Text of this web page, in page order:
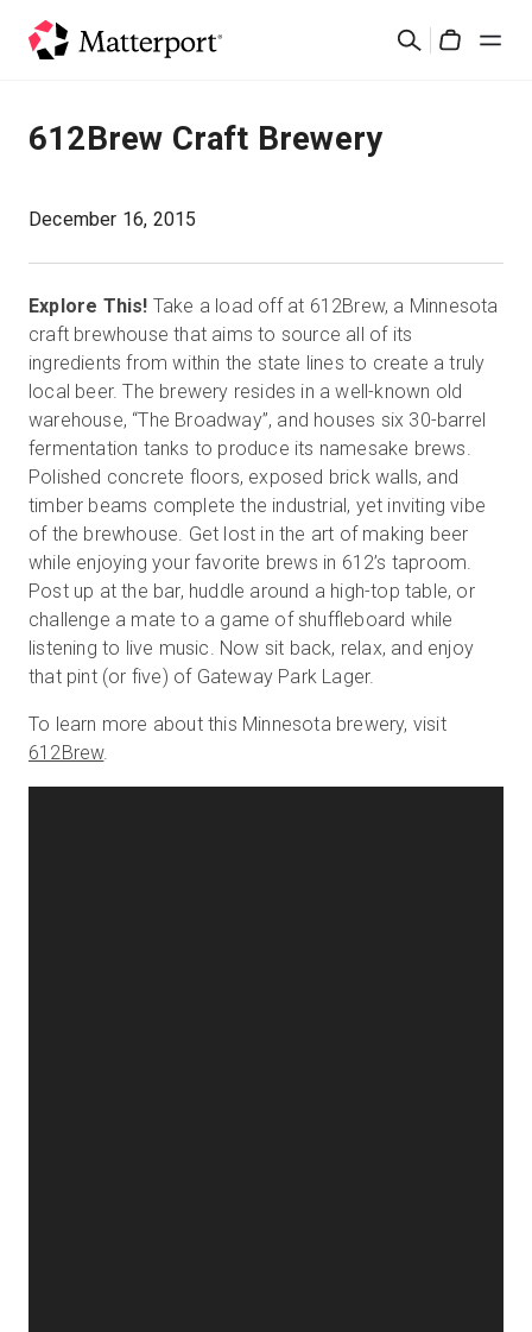
검
솔루션
가격
리소스
새로운 사항
문의하기
로그인
무료 체험판
영업: +65 6797 8416
KO
612Brew Craft Brewery
December 16, 2015
Explore This! Take a load off at 612Brew, a Minnesota
craft brewhouse that aims to source all of its
ingredients from within the state lines to create a truly
local beer. The brewery resides in a well-known old
warehouse, “The Broadway”, and houses six 30-barrel
fermentation tanks to produce its namesake brews.
Polished concrete floors, exposed brick walls, and
timber beams complete the industrial, yet inviting vibe
of the brewhouse. Get lost in the art of making beer
while enjoying your favorite brews in 612’s taproom.
Post up at the bar, huddle around a high-top table, or
challenge a mate to a game of shuffleboard while
listening to live music. Now sit back, relax, and enjoy
that pint (or five) of Gateway Park Lager.
To learn more about this Minnesota brewery, visit
612Brew.